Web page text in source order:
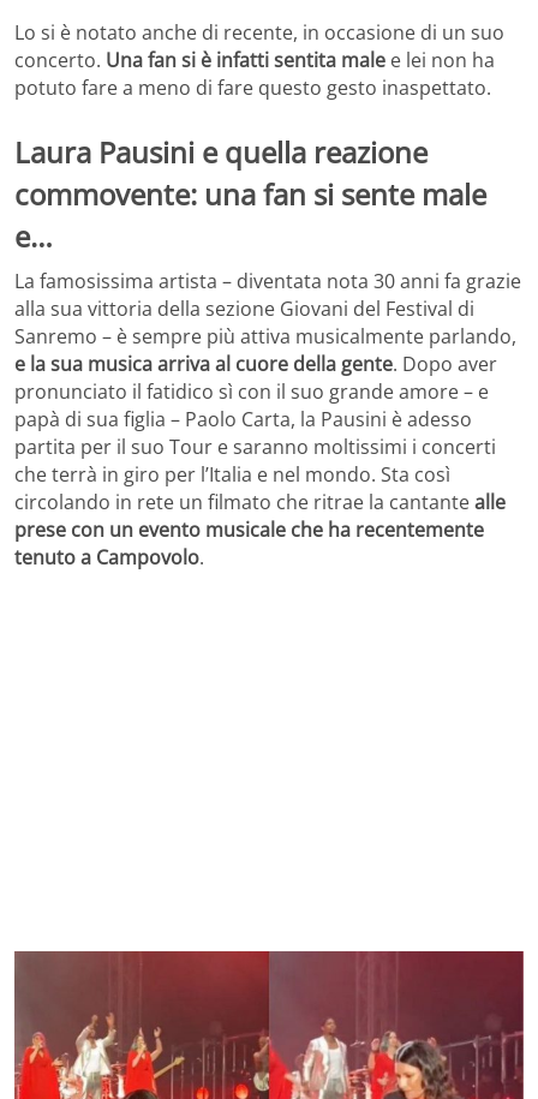
Lo si è notato anche di recente, in occasione di un suo
concerto. Una fan si è infatti sentita male e lei non ha
potuto fare a meno di fare questo gesto inaspettato.
Laura Pausini e quella reazione
commovente: una fan si sente male
e…
La famosissima artista – diventata nota 30 anni fa grazie
alla sua vittoria della sezione Giovani del Festival di
Sanremo – è sempre più attiva musicalmente parlando,
e la sua musica arriva al cuore della gente. Dopo aver
pronunciato il fatidico sì con il suo grande amore – e
papà di sua figlia – Paolo Carta, la Pausini è adesso
partita per il suo Tour e saranno moltissimi i concerti
che terrà in giro per l’Italia e nel mondo. Sta così
circolando in rete un filmato che ritrae la cantantealle
prese con un evento musicale che ha recentemente
tenuto a Campovolo.